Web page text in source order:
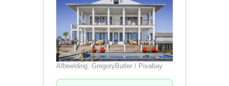
Afbeelding: GregoryButler / Pixabay